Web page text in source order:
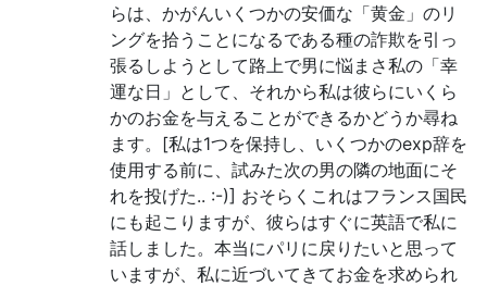
らは、かがんいくつかの安価な「黄金」のリ
ングを拾うことになるである種の詐欺を引っ
張るしようとして路上で男に悩まさ私の「幸
運な日」として、それから私は彼らにいくら
かのお金を与えることができるかどうか尋ね
ます。[私は1つを保持し、いくつかのexp辞を
使用する前に、試みた次の男の隣の地面にそ
れを投げた.. :-)] おそらくこれはフランス国民
にも起こりますが、彼らはすぐに英語で私に
話しました。本当にパリに戻りたいと思って
いますが、私に近づいてきてお金を求められ